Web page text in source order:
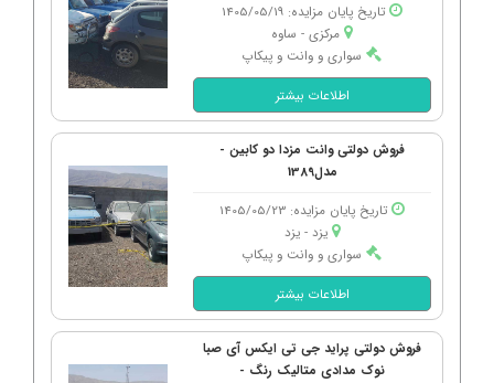
تاریخ پایان مزایده: 1405/05/19
مرکزی - ساوه
سواری و وانت و پیکاپ
اطلاعات بیشتر
فروش دولتی وانت مزدا دو کابین -
مدل1389
تاریخ پایان مزایده: 1405/05/23
یزد - یزد
سواری و وانت و پیکاپ
اطلاعات بیشتر
فروش دولتی پراید جی تی ایکس آی صبا
نوک مدادی متالیک رنگ -